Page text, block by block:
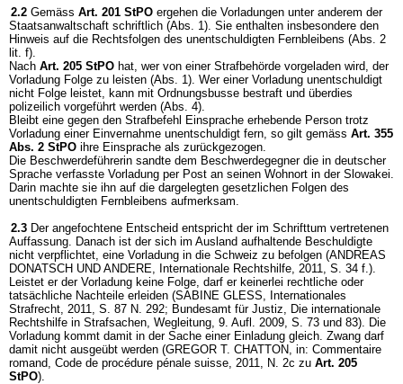
2.2 Gemäss Art. 201 StPO ergehen die Vorladungen unter anderem der
Staatsanwaltschaft schriftlich (Abs. 1). Sie enthalten insbesondere den
Hinweis auf die Rechtsfolgen des unentschuldigten Fernbleibens (Abs. 2
lit. f).
Nach Art. 205 StPO hat, wer von einer Strafbehörde vorgeladen wird, der
Vorladung Folge zu leisten (Abs. 1). Wer einer Vorladung unentschuldigt
nicht Folge leistet, kann mit Ordnungsbusse bestraft und überdies
polizeilich vorgeführt werden (Abs. 4).
Bleibt eine gegen den Strafbefehl Einsprache erhebende Person trotz
Vorladung einer Einvernahme unentschuldigt fern, so gilt gemäss Art. 355
Abs. 2 StPO ihre Einsprache als zurückgezogen.
Die Beschwerdeführerin sandte dem Beschwerdegegner die in deutscher
Sprache verfasste Vorladung per Post an seinen Wohnort in der Slowakei.
Darin machte sie ihn auf die dargelegten gesetzlichen Folgen des
unentschuldigten Fernbleibens aufmerksam.
2.3 Der angefochtene Entscheid entspricht der im Schrifttum vertretenen
Auffassung. Danach ist der sich im Ausland aufhaltende Beschuldigte
nicht verpflichtet, eine Vorladung in die Schweiz zu befolgen (ANDREAS
DONATSCH UND ANDERE, Internationale Rechtshilfe, 2011, S. 34 f.).
Leistet er der Vorladung keine Folge, darf er keinerlei rechtliche oder
tatsächliche Nachteile erleiden (SABINE GLESS, Internationales
Strafrecht, 2011, S. 87 N. 292; Bundesamt für Justiz, Die internationale
Rechtshilfe in Strafsachen, Wegleitung, 9. Aufl. 2009, S. 73 und 83). Die
Vorladung kommt damit in der Sache einer Einladung gleich. Zwang darf
damit nicht ausgeübt werden (GREGOR T. CHATTON, in: Commentaire
romand, Code de procédure pénale suisse, 2011, N. 2c zu Art. 205
StPO).